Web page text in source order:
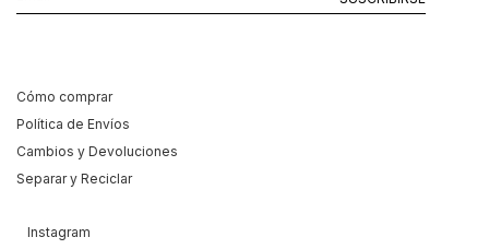
Cómo comprar
Política de Envíos
Cambios y Devoluciones
Separar y Reciclar
Instagram